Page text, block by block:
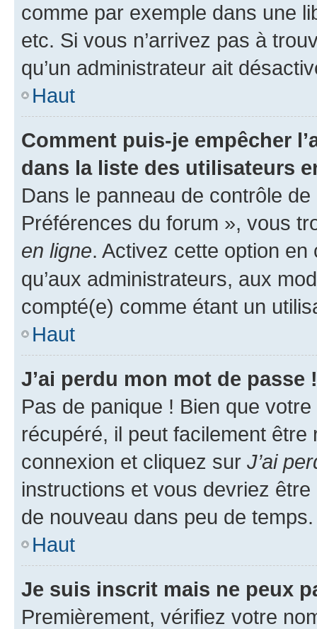
comme par exemple dans une
etc. Si vous n’arrivez pas à
qu’un administrateur ait
Haut
Comment puis-je empêcher
dans la liste des utilisateurs
Dans le panneau de contrôle
Préférences du forum », vous
en ligne. Activez cette option
qu’aux administrateurs, aux
compté(e) comme étant un
Haut
J’ai perdu mon mot de passe !
Pas de panique ! Bien que
récupéré, il peut facilement
connexion et cliquez sur J’ai
instructions et vous devriez
de nouveau dans peu de temps.
Haut
Je suis inscrit mais ne peux
Premièrement, vérifiez votre